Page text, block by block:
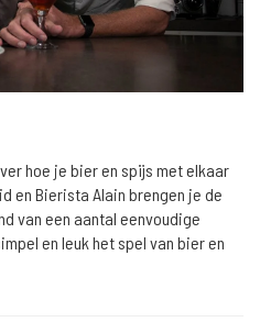
hoe je bier en spijs met elkaar
en Bierista Alain brengen je de
van een aantal eenvoudige
en leuk het spel van bier en